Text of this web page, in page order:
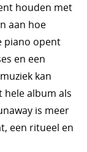
houden met
aan hoe
piano opent
en een
kan
hele album als
is meer
een ritueel en